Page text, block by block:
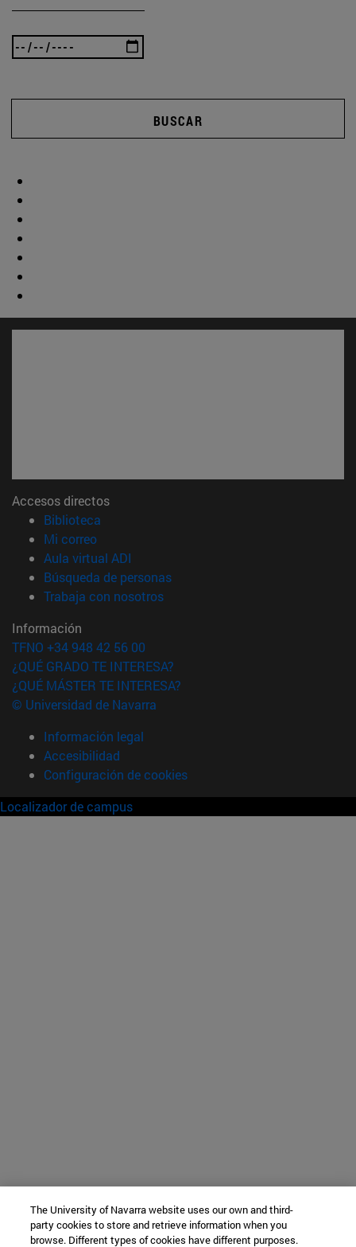
BUSCAR
Accesos directos
Biblioteca
Mi correo(abre en nueva ventana)
Aula virtual ADI
Búsqueda de personas(abre en nueva ventana)
Trabaja con nosotros(abre en nueva ventana)
Información
TFNO +34 948 42 56 00
¿QUÉ GRADO TE INTERESA?
¿QUÉ MÁSTER TE INTERESA?
© Universidad de Navarra
Información legal
Accesibilidad
Configuración de cookies
Localizador de campus
The University of Navarra website uses our own and third-
party cookies to store and retrieve information when you
browse. Different types of cookies have different purposes.